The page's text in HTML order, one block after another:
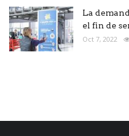
La
el fin de
Oct 7, 2022